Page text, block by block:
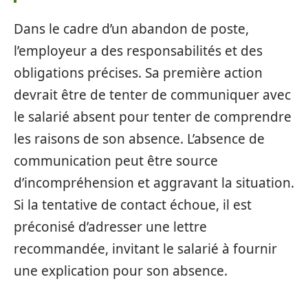
Dans le cadre d’un abandon de poste,
l’employeur a des responsabilités et des
obligations précises. Sa première action
devrait être de tenter de communiquer avec
le salarié absent pour tenter de comprendre
les raisons de son absence. L’absence de
communication peut être source
d’incompréhension et aggravant la situation.
Si la tentative de contact échoue, il est
préconisé d’adresser une lettre
recommandée, invitant le salarié à fournir
une explication pour son absence.